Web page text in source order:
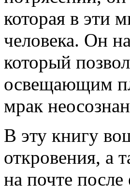
которая в эти
человека. Он
который
освещающим
мрак
В эту книгу
откровения, а
на почте после